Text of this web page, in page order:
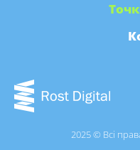
2025 © Всі